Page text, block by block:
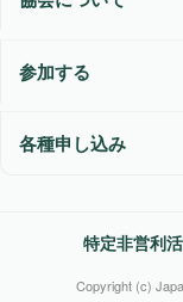
参加する
各種申し込み
特定非営利
Copyright (c)